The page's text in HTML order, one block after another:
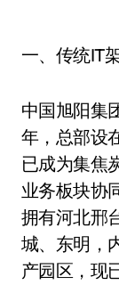
一、传统IT
中国旭阳集
年，总部设
已成为集焦
业务板块协
拥有河北邢
城、东明，
产园区，现